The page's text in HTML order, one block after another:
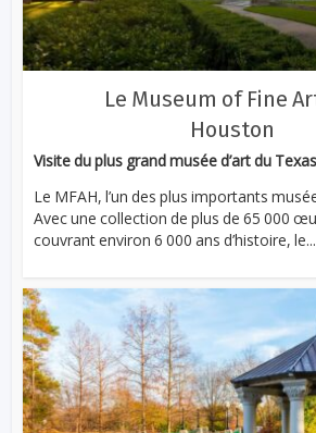
Le Museum of Fine
Houston
Visite du plus grand musée d’art du
Le MFAH, l’un des plus importants
Avec une collection de plus de 65 000
couvrant environ 6 000 ans d’histoire, le...